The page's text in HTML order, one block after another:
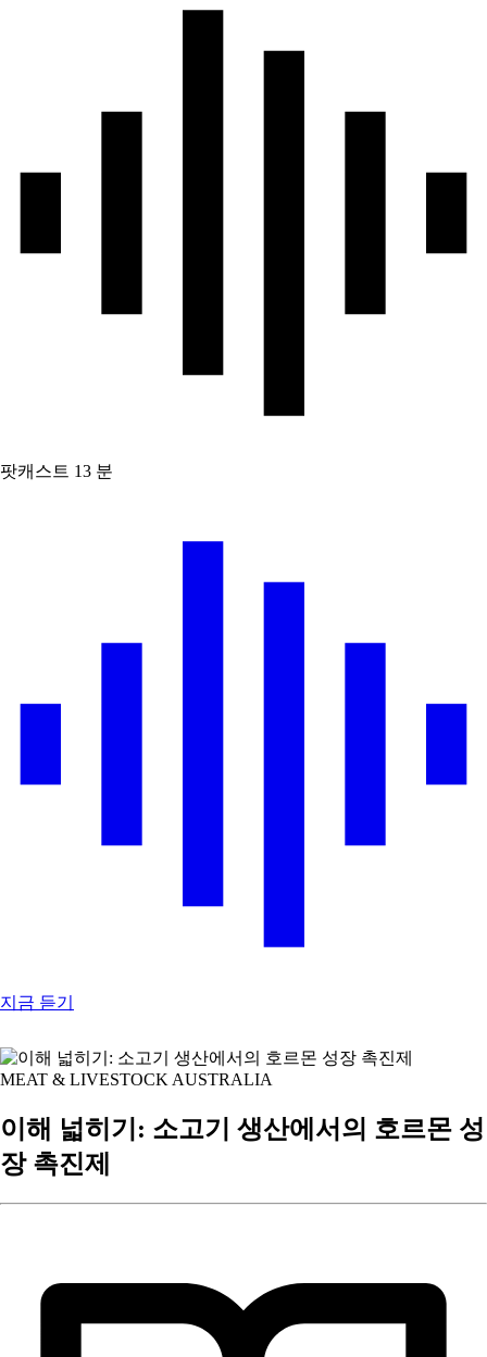
팟캐스트 13 분
지금 듣기
MEAT & LIVESTOCK AUSTRALIA
이해 넓히기: 소고기 생산에서의 호르몬 성
장 촉진제